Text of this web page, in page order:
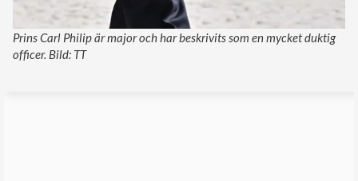
Prins Carl Philip är major och har beskrivits som en mycket duktig
officer. Bild: TT